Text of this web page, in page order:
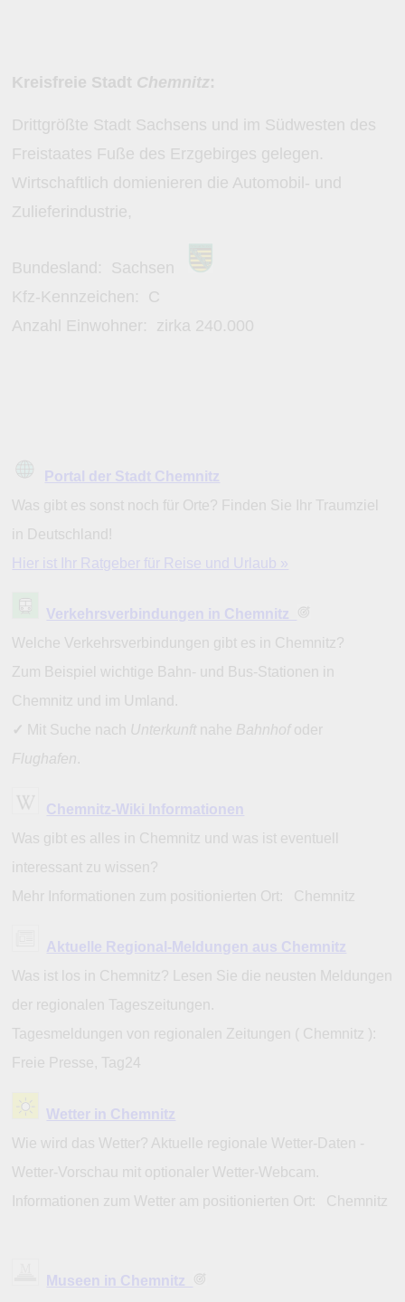
Kreisfreie Stadt Chemnitz:
Drittgrößte Stadt Sachsens und im Südwesten des
Freistaates Fuße des Erzgebirges gelegen.
Wirtschaftlich domienieren die Automobil- und
Zulieferindustrie,
Bundesland: Sachsen
Kfz-Kennzeichen: C
Anzahl Einwohner: zirka 240.000
Portal der Stadt Chemnitz
Was gibt es sonst noch für Orte? Finden Sie Ihr Traumziel
in Deutschland!
Hier ist Ihr Ratgeber für Reise und Urlaub »
Verkehrsverbindungen in Chemnitz
Welche Verkehrsverbindungen gibt es in Chemnitz?
Zum Beispiel wichtige Bahn- und Bus-Stationen in
Chemnitz und im Umland.
✓ Mit Suche nach Unterkunft nahe Bahnhofoder
Flughafen.
Chemnitz-Wiki Informationen
Was gibt es alles in Chemnitz und was ist eventuell
interessant zu wissen?
Mehr Informationen zum positionierten Ort: Chemnitz
Aktuelle Regional-Meldungen aus Chemnitz
Was ist los in Chemnitz? Lesen Sie die neusten Meldungen
der regionalen Tageszeitungen.
Tagesmeldungen von regionalen Zeitungen ( Chemnitz ):
Freie Presse, Tag24
Wetter in Chemnitz
Wie wird das Wetter? Aktuelle regionale Wetter-Daten -
Wetter-Vorschau mit optionaler Wetter-Webcam.
Informationen zum Wetter am positionierten Ort: Chemnitz
Museen in Chemnitz